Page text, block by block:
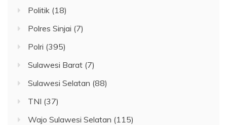
Politik (18)
Polres Sinjai (7)
Polri (395)
Sulawesi Barat (7)
Sulawesi Selatan (88)
TNI (37)
Wajo Sulawesi Selatan (115)